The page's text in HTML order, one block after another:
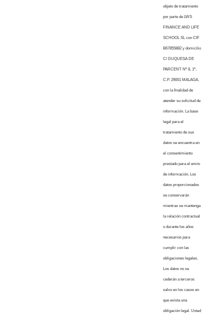
objeto de tratamiento
por parte de LWS
FINANCE AND LIFE
SCHOOL SL con CIF
B67855882 y domicilio
C/ DUQUESA DE
PARCENT Nº 8, 1º,
C.P. 29001 MALAGA,
con la finalidad de
atender su solicitud de
información. La base
legal para el
tratamiento de sus
datos se encuentra en
el consentimiento
prestado para el envío
de información. Los
datos proporcionados
se conservarán
mientras se mantenga
la relación contractual
o durante los años
necesarios para
cumplir con las
obligaciones legales.
Los datos no se
cederán a terceros
salvo en los casos en
que exista una
obligación legal. Usted